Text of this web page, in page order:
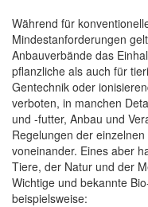
Während für
Mindestanforderungen
Anbauverbände das
pflanzliche als auch für
Gentechnik oder
verboten, in manchen
und -futter, Anbau und
Regelungen der
voneinander. Eines aber
Tiere, der Natur und der
Wichtige und bekannte
beispielsweise: